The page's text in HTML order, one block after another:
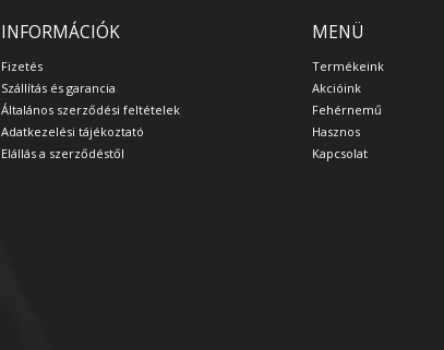
INFORMÁCIÓK
Fizetés
Szállítás és garancia
Általános szerződési feltételek
Adatkezelési tájékoztató
Elállás a szerződéstől
MENÜ
Termékeink
Akcióink
Fehérnemű
Hasznos
Kapcsolat